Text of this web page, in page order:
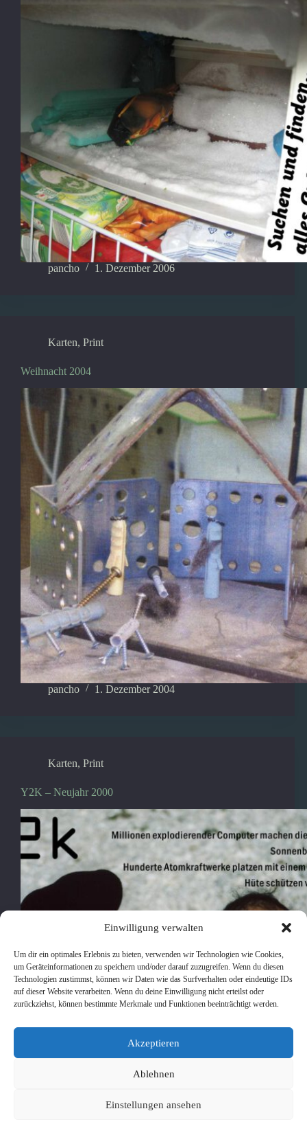
Einwilligung verwalten
Um dir ein optimales Erlebnis zu bieten, verwenden wir Technologien wie Cookies,
um Geräteinformationen zu speichern und/oder darauf zuzugreifen. Wenn du diesen
Technologien zustimmst, können wir Daten wie das Surfverhalten oder eindeutige IDs
auf dieser Website verarbeiten. Wenn du deine Einwilligung nicht erteilst oder
zurückziehst, können bestimmte Merkmale und Funktionen beeinträchtigt werden.
Akzeptieren
Ablehnen
Einstellungen ansehen
pancho 1. Dezember 2006
Karten, Print
Weihnacht 2004
pancho 1. Dezember 2004
Karten, Print
Y2K – Neujahr 2000
25. Dezember 1999